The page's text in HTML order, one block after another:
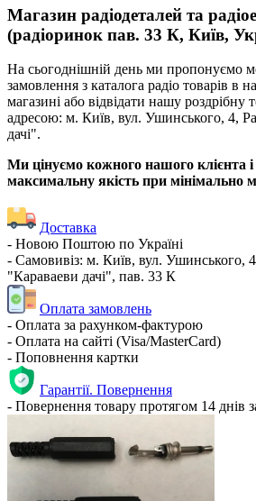
Магазин радіодеталей та
(радіоринок пав. 33 К, Київ,
На сьогоднішній день ми пропонуємо
замовлення з каталога радіо товарів в
магазині або відвідати нашу роздрібну
адресою: м. Київ, вул. Ушинського, 4,
дачі".
Ми цінуємо кожного нашого клієнта
максимальну якість при мінімально
Доставка
- Новою Поштою по Україні
- Самовивіз: м. Київ, вул. Ушинського,
"Караваеви дачі", пав. 33 К
Оплата замовлень
- Оплата за рахунком-фактурою
- Оплата на сайті (Visa/MasterCard)
- Поповнення картки
Гарантії. Повернення
- Повернення товару протягом 14 днів